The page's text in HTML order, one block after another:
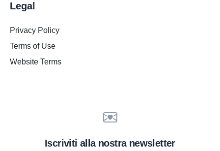
Legal
Privacy Policy
Terms of Use
Website Terms
Iscriviti alla nostra newsletter